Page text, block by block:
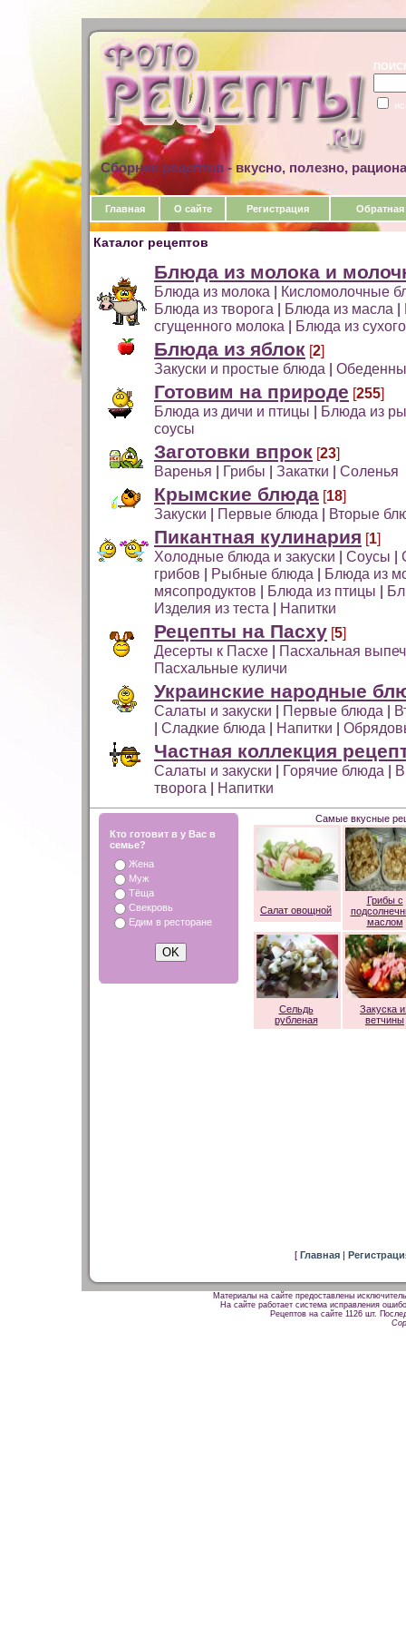
Сборник рецептов - вкусно, полезно,
Главная О сайте Регистрация Обратная
Каталог рецептов
Блюда из молока и
Блюда из молока | Кисломолочные
Блюда из творога | Блюда из масла |
сгущенного молока | Блюда из
Блюда из яблок [2]
Закуски и простые блюда |
Готовим на природе [255]
Блюда из дичи и птицы | Блюда из
соусы
Заготовки впрок [23]
Варенья | Грибы | Закатки | Соленья
Крымские блюда [18]
Закуски | Первые блюда | Вторые
Пикантная кулинария [1]
Холодные блюда и закуски | Соусы |
грибов | Рыбные блюда | Блюда из
мясопродуктов | Блюда из птицы |
Изделия из теста | Напитки
Рецепты на Пасху [5]
Десерты к Пасхе | Пасхальная
Пасхальные куличи
Украинские народные
Салаты и закуски | Первые блюда |
| Сладкие блюда | Напитки |
Частная коллекция
Салаты и закуски | Горячие блюда |
творога | Напитки
Кто готовит в у Вас в
семье?
Жена
Муж
Тёща
Свекровь
Едим в ресторане
Самые вкусные
Салат овощной
Грибы с
маслом
Сельдь
рубленая
Закуска
ветчины
[ Главная |
Материалы на сайте предоставлены
На сайте работает система исправления
Рецептов на сайте 1126 шт.